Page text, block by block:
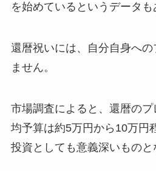
を始めているというデータも
還暦祝いには、自分自身へ
ません。
市場調査によると、還暦の
均予算は約5万円から10万円
投資としても意義深いものと